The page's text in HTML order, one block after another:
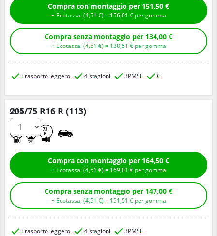
Compra con montaggio per 151,50 €
+ Ecotassa: (4,51 € ) = 156,01 € per gomma
Compra senza montaggio per 134,00 €
+ Ecotassa: (4,51 € ) = 138,51 € per gomma
Trasporto leggero 4 stagioni 3PMSF C
205/75 R16 R (113)
73
B
Q.tà
Compra con montaggio per 164,50 €
+ Ecotassa: (4,51 € ) = 169,01 € per gomma
Compra senza montaggio per 147,00 €
+ Ecotassa: (4,51 € ) = 151,51 € per gomma
Trasporto leggero 4 stagioni 3PMSF